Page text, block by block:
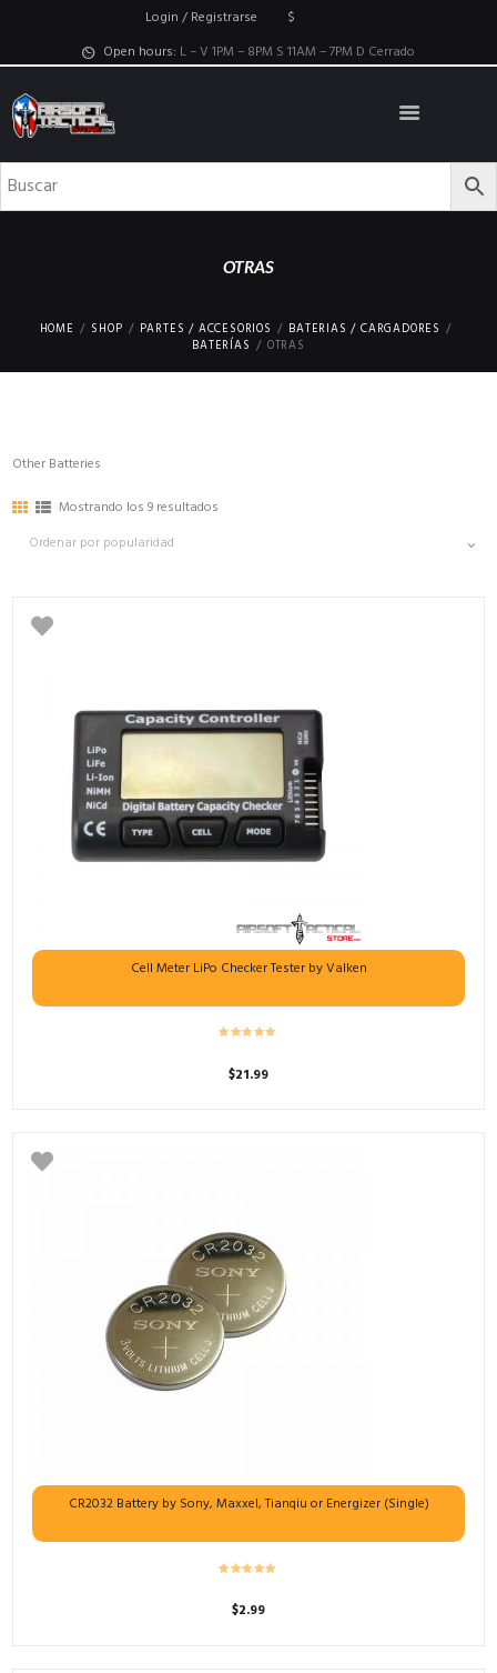
Login / Registrarse
$
Open hours: L – V 1PM – 8PM S 11AM – 7PM D Cerrado
OTRAS
HOME SHOP PARTES / ACCESORIOS
BATERIAS / CARGADORES
BATERÍAS
OTRAS
Other Batteries
Mostrando los 9 resultados
Cell Meter LiPo Checker Tester by Valken
$21.99
CR2032 Battery by Sony, Maxxel, Tianqiu or Energizer (Single)
$2.99